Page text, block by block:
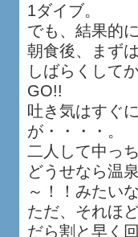
1ダイブ。
でも、結果的
朝食後、まず
しばらくして
GO!!
吐き気はすぐ
が・・・・。
二人して中っ
どうせなら温
～！！みたい
ただ、それほ
だら割と早く